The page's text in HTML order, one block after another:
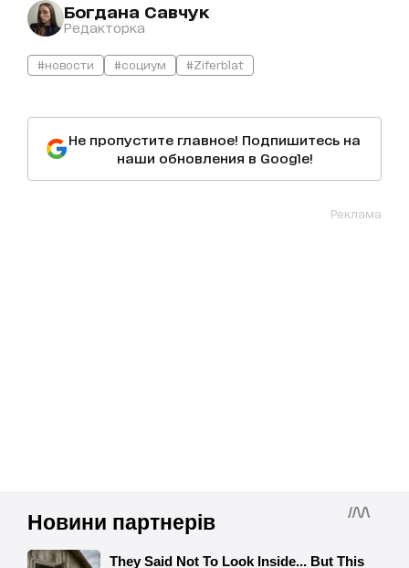
Богдана Савчук
Редакторка
#новости #социум #Ziferblat
Не пропустите главное! Подпишитесь на
наши обновления в Google!
Реклама